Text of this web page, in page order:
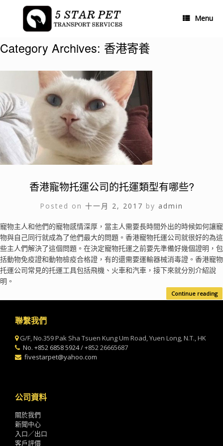
Menu
Category Archives: 香港寄養
香港寵物托運公司的托運類型有哪些?
Posted on 十一月 2, 2017 by admin
寵物主人和他們的寵物感情深厚，當主人需要長時間外出的時候如何讓寵
物與自己同行就成為了他們最大的問題。香港寵物托運公司就很好的為這
些主人們解決了這個問題。在決定寵物托運之前要先準備好幾個證明，包
括動物免疫證和動物檢疫合格證，有的還需要運輸器械消毒證。香港寵物
托運公司常見的托運工具包括飛機、火車和汽車，接下來就分別介紹說
明。
Continue reading
聯繫我們
G/F, No.359 Pak Sha Tsuen Kung Um Road, Yuen Long, N.T., HK
No. +852 6858 5924/ +852 26665687
fivestarpet@yahoo.com
公司資料
關於我們
新聞中心
入口／出口
客戶評價